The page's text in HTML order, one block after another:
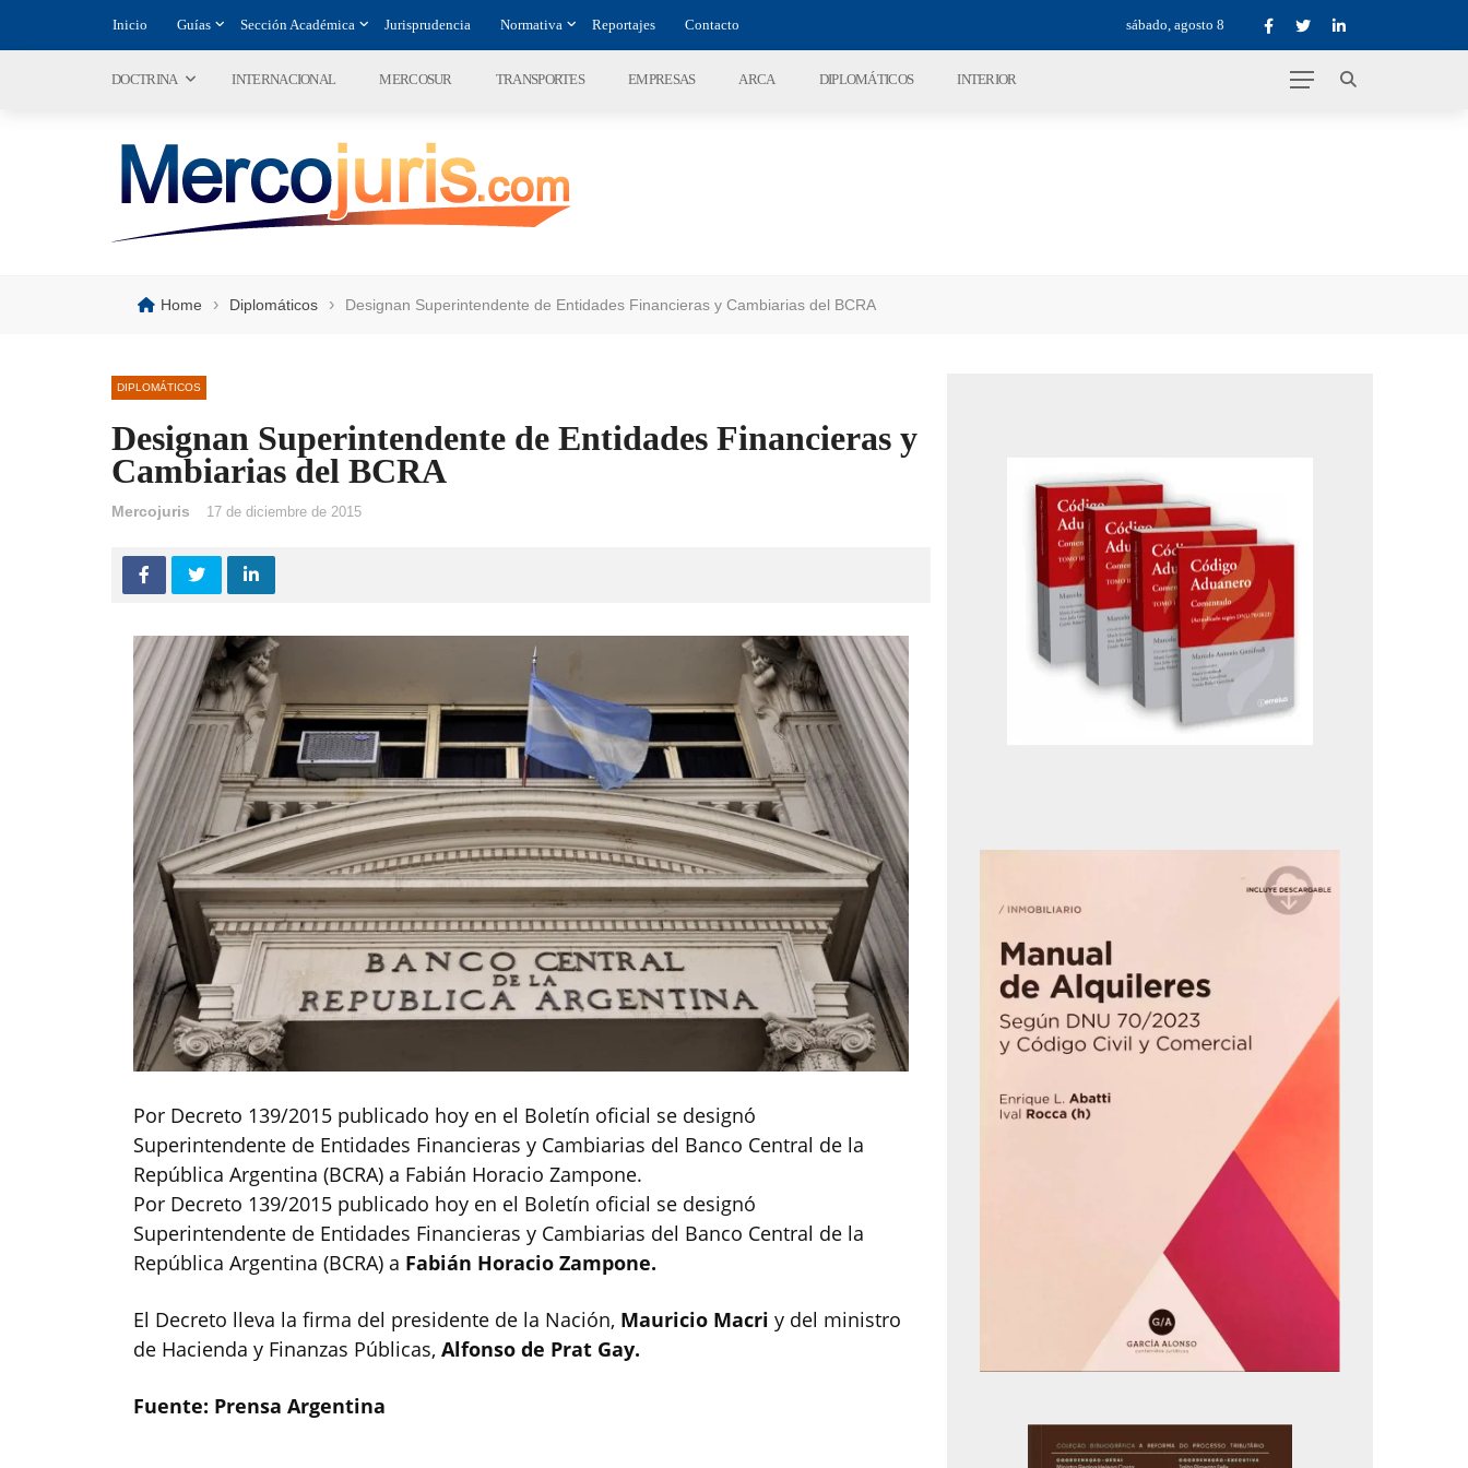
Inicio Guías Sección Académica Jurisprudencia Normativa Reportajes Contacto sábado, agosto 8
DOCTRINA INTERNACIONAL MERCOSUR TRANSPORTES EMPRESAS ARCA DIPLOMÁTICOS INTERIOR
Home › Diplomáticos › Designan Superintendente de Entidades Financieras y Cambiarias del BCRA
DIPLOMÁTICOS
Designan Superintendente de Entidades Financieras y
Cambiarias del BCRA
Mercojuris 17 de diciembre de 2015
Por Decreto 139/2015 publicado hoy en el Boletín oficial se designó
Superintendente de Entidades Financieras y Cambiarias del Banco Central de la
República Argentina (BCRA) a Fabián Horacio Zampone.
Por Decreto 139/2015 publicado hoy en el Boletín oficial se designó
Superintendente de Entidades Financieras y Cambiarias del Banco Central de la
República Argentina (BCRA) a Fabián Horacio Zampone.
El Decreto lleva la firma del presidente de la Nación, Mauricio Macri y del ministro
de Hacienda y Finanzas Públicas, Alfonso de Prat Gay.
Fuente: Prensa Argentina